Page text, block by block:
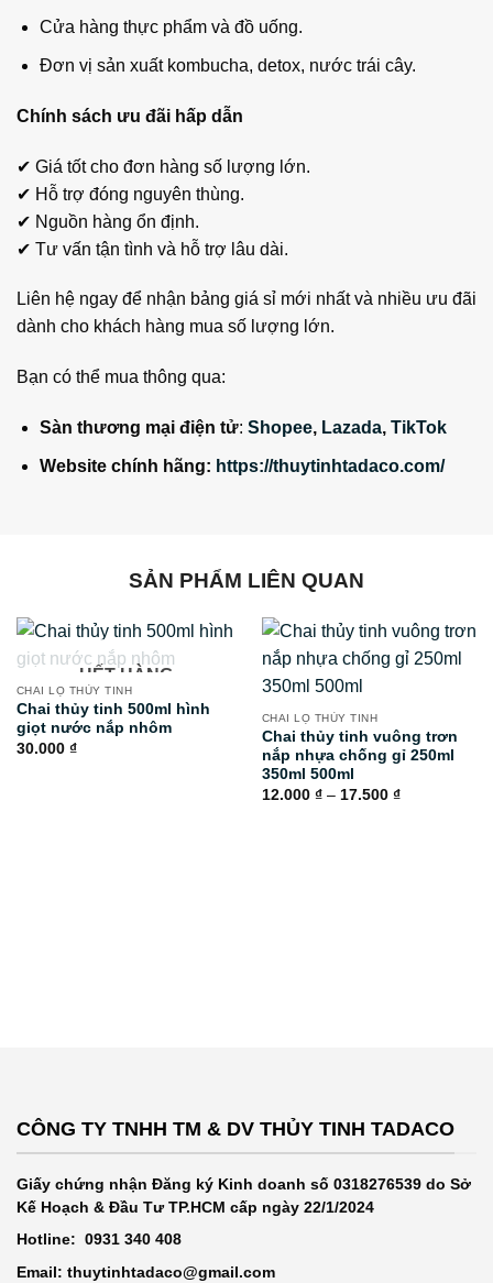
Cửa hàng thực phẩm và đồ uống.
Đơn vị sản xuất kombucha, detox, nước trái cây.
Chính sách ưu đãi hấp dẫn
✔ Giá tốt cho đơn hàng số lượng lớn.
✔ Hỗ trợ đóng nguyên thùng.
✔ Nguồn hàng ổn định.
✔ Tư vấn tận tình và hỗ trợ lâu dài.
Liên hệ ngay để nhận bảng giá sỉ mới nhất và nhiều ưu đãi
dành cho khách hàng mua số lượng lớn.
Bạn có thể mua thông qua:
Sàn thương mại điện tử: Shopee, Lazada, TikTok
Website chính hãng: https://thuytinhtadaco.com/
SẢN PHẨM LIÊN QUAN
HẾT HÀNG
CHAI LỌ THỦY TINH
Chai thủy tinh 500ml hình
giọt nước nắp nhôm
30.000 ₫
CHAI LỌ THỦY TINH
Chai thủy tinh vuông trơn
nắp nhựa chống gỉ 250ml
350ml 500ml
12.000 ₫ – 17.500 ₫Khoảng
CÔNG TY TNHH TM & DV THỦY TINH TADACO
Giấy chứng nhận Đăng ký Kinh doanh số 0318276539 do Sở
Kế Hoạch & Đầu Tư TP.HCM cấp ngày 22/1/2024
Hotline: 0931 340 408
Email: thuytinhtadaco@gmail.com